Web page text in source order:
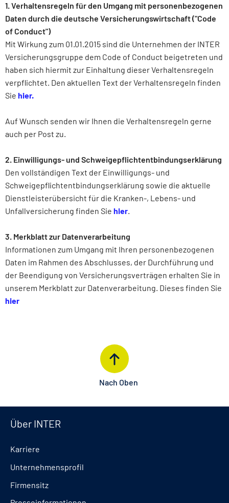
1. Verhaltensregeln für den Umgang mit personenbezogenen
Daten durch die deutsche Versicherungswirtschaft ("Code
of Conduct")
Mit Wirkung zum 01.01.2015 sind die Unternehmen der INTER
Versicherungsgruppe dem Code of Conduct beigetreten und
haben sich hiermit zur Einhaltung dieser Verhaltensregeln
verpflichtet. Den aktuellen Text der Verhaltensregeln finden
Sie hier.
Auf Wunsch senden wir Ihnen die Verhaltensregeln gerne
auch per Post zu.
2. Einwilligungs- und Schweigepflichtentbindungserklärung
Den vollständigen Text der Einwilligungs- und
Schweigepflichtentbindungserklärung sowie die aktuelle
Dienstleisterübersicht für die Kranken-, Lebens- und
Unfallversicherung finden Sie hier.
3. Merkblatt zur Datenverarbeitung
Informationen zum Umgang mit Ihren personenbezogenen
Daten im Rahmen des Abschlusses, der Durchführung und
der Beendigung von Versicherungsverträgen erhalten Sie in
unserem Merkblatt zur Datenverarbeitung. Dieses finden Sie
hier
Nach Oben
Über INTER
Karriere
Unternehmensprofil
Firmensitz